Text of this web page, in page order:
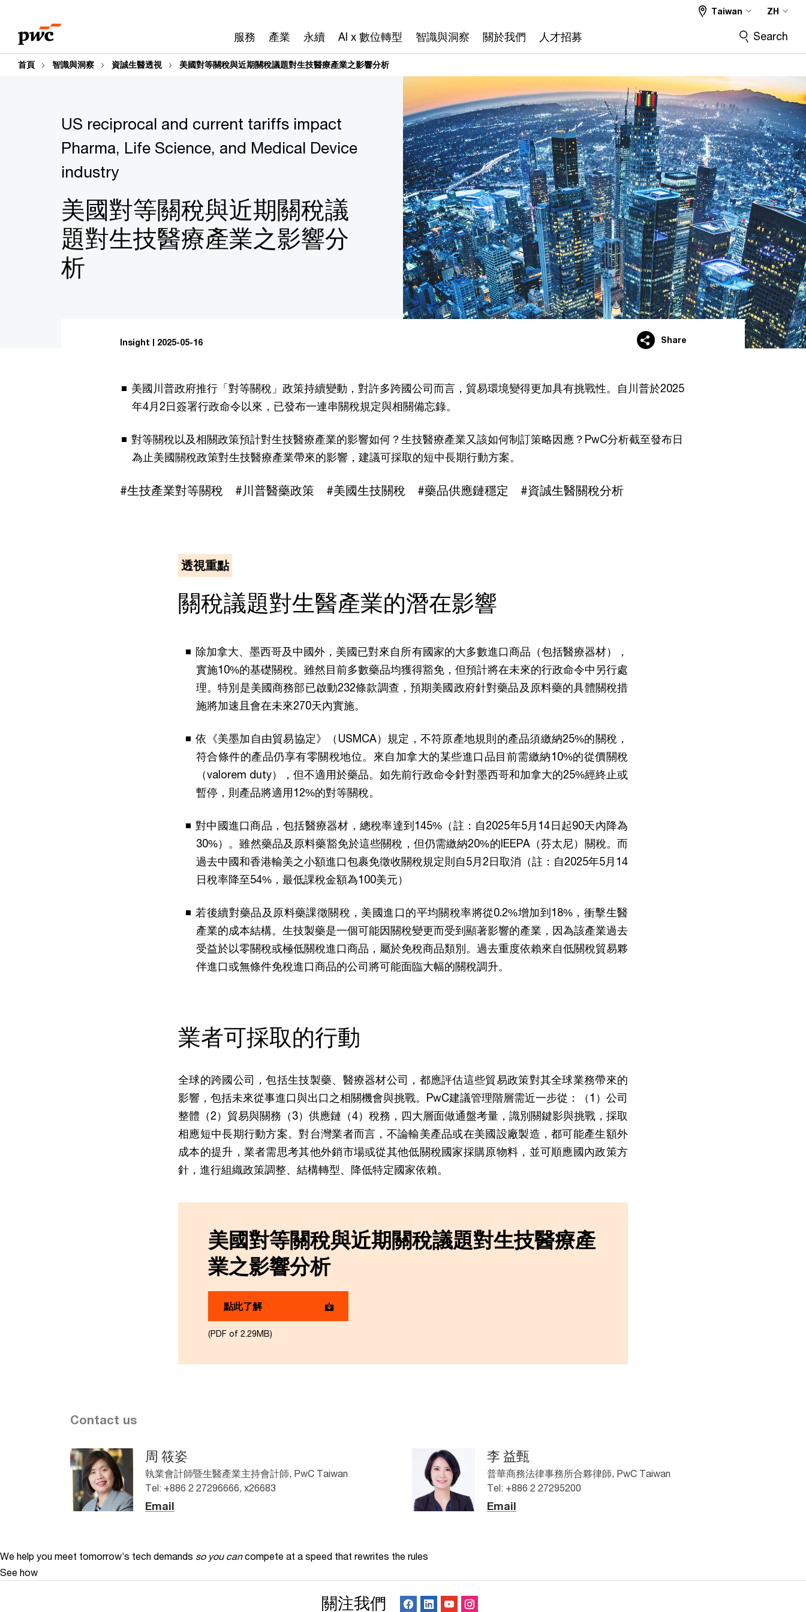
content
footer
服務 產業 永續 AI x 數位轉型 智識與洞察 關於我們 人才招募
Taiwan ZH
Search
首頁 智識與洞察 資誠生醫透視 美國對等關稅與近期關稅議題對生技醫療產業之影響分析
US reciprocal and current tariffs impact
Pharma, Life Science, and Medical Device
industry
美國對等關稅與近期關稅議
題對生技醫療產業之影響分
析
Insight 2025-05-16 Share
美國川普政府推行「對等關稅」政策持續變動，對許多跨國公司而言，貿易環境變得更加具有挑戰性。自川普於2025
年4月2日簽署行政命令以來，已發布一連串關稅規定與相關備忘錄。
對等關稅以及相關政策預計對生技醫療產業的影響如何？生技醫療產業又該如何制訂策略因應？PwC分析截至發布日
為止美國關稅政策對生技醫療產業帶來的影響，建議可採取的短中長期行動方案。
#生技產業對等關稅 #川普醫藥政策 #美國生技關稅 #藥品供應鏈穩定 #資誠生醫關稅分析
透視重點
關稅議題對生醫產業的潛在影響
除加拿大、墨西哥及中國外，美國已對來自所有國家的大多數進口商品（包括醫療器材），
實施10%的基礎關稅。雖然目前多數藥品均獲得豁免，但預計將在未來的行政命令中另行處
理。特別是美國商務部已啟動232條款調查，預期美國政府針對藥品及原料藥的具體關稅措
施將加速且會在未來270天內實施。
依《美墨加自由貿易協定》（USMCA）規定，不符原產地規則的產品須繳納25%的關稅，
符合條件的產品仍享有零關稅地位。來自加拿大的某些進口品目前需繳納10%的從價關稅
（valorem duty），但不適用於藥品。如先前行政命令針對墨西哥和加拿大的25%經終止或
暫停，則產品將適用12%的對等關稅。
對中國進口商品，包括醫療器材，總稅率達到145%（註：自2025年5月14日起90天內降為
30%）。雖然藥品及原料藥豁免於這些關稅，但仍需繳納20%的IEEPA（芬太尼）關稅。而
過去中國和香港輸美之小額進口包裹免徵收關稅規定則自5月2日取消（註：自2025年5月14
日稅率降至54%，最低課稅金額為100美元）
若後續對藥品及原料藥課徵關稅，美國進口的平均關稅率將從0.2%增加到18%，衝擊生醫
產業的成本結構。生技製藥是一個可能因關稅變更而受到顯著影響的產業，因為該產業過去
受益於以零關稅或極低關稅進口商品，屬於免稅商品類別。過去重度依賴來自低關稅貿易夥
伴進口或無條件免稅進口商品的公司將可能面臨大幅的關稅調升。
業者可採取的行動
全球的跨國公司，包括生技製藥、醫療器材公司，都應評估這些貿易政策對其全球業務帶來的
影響，包括未來從事進口與出口之相關機會與挑戰。PwC建議管理階層需近一步從：（1）公司
整體（2）貿易與關務（3）供應鏈（4）稅務，四大層面做通盤考量，識別關鍵影與挑戰，採取
相應短中長期行動方案。對台灣業者而言，不論輸美產品或在美國設廠製造，都可能產生額外
成本的提升，業者需思考其他外銷市場或從其他低關稅國家採購原物料，並可順應國內政策方
針，進行組織政策調整、結構轉型、降低特定國家依賴。
美國對等關稅與近期關稅議題對生技醫療產
業之影響分析
點此了解
(PDF of 2.29MB)
Contact us
周 筱姿
執業會計師暨生醫產業主持會計師, PwC Taiwan
Tel: +886 2 27296666, x26683
Email
李 益甄
普華商務法律事務所合夥律師, PwC Taiwan
Tel: +886 2 27295200
Email
We help you meet tomorrow’s tech demands so you can compete at a speed that rewrites the rules
See how
關注我們